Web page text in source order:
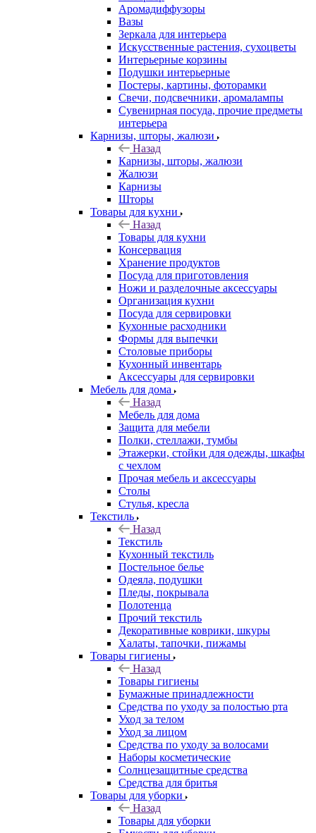
Аромадиффузоры
Вазы
Зеркала для интерьера
Искусственные растения, сухоцветы
Интерьерные корзины
Подушки интерьерные
Постеры, картины, фоторамки
Свечи, подсвечники, аромалампы
Сувенирная посуда, прочие предметы
интерьера
Карнизы, шторы, жалюзи
Назад
Карнизы, шторы, жалюзи
Жалюзи
Карнизы
Шторы
Товары для кухни
Назад
Товары для кухни
Консервация
Хранение продуктов
Посуда для приготовления
Ножи и разделочные аксессуары
Организация кухни
Посуда для сервировки
Кухонные расходники
Формы для выпечки
Столовые приборы
Кухонный инвентарь
Аксессуары для сервировки
Мебель для дома
Назад
Мебель для дома
Защита для мебели
Полки, стеллажи, тумбы
Этажерки, стойки для одежды, шкафы
с чехлом
Прочая мебель и аксессуары
Столы
Стулья, кресла
Текстиль
Назад
Текстиль
Кухонный текстиль
Постельное белье
Одеяла, подушки
Пледы, покрывала
Полотенца
Прочий текстиль
Декоративные коврики, шкуры
Халаты, тапочки, пижамы
Товары гигиены
Назад
Товары гигиены
Бумажные принадлежности
Средства по уходу за полостью рта
Уход за телом
Уход за лицом
Средства по уходу за волосами
Наборы косметические
Солнцезащитные средства
Средства для бритья
Товары для уборки
Назад
Товары для уборки